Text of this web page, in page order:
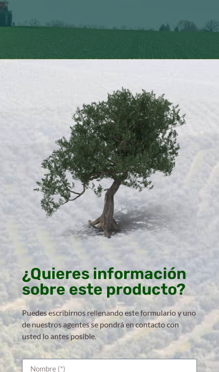
¿Quieres información
sobre este producto?
Puedes escribirnos rellenando este formulario y uno
de nuestros agentes se pondrá en contacto con
usted lo antes posible.